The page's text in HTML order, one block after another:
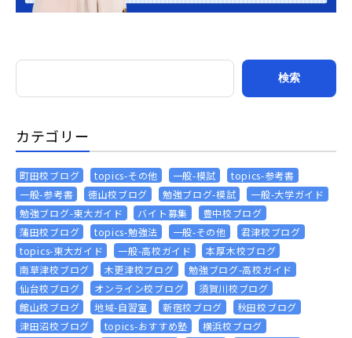
カテゴリー
町田校ブログ topics-その他 一般-模試
topics-参考書
一般-参考書
徳山校ブログ 勉強ブログ-模試
一般-大学ガイド
勉強ブログ-東大ガイド
バイト募集
豊中校ブログ
蒲田校ブログ
topics-勉強法 一般-その他
君津校ブログ
topics-東大ガイド
一般-高校ガイド
本厚木校ブログ
南草津校ブログ
木更津校ブログ
勉強ブログ-高校ガイド
仙台校ブログ
オンライン校ブログ
須賀川校ブログ
館山校ブログ
地域-自習室 新宿校ブログ
秋田校ブログ
津田沼校ブログ
topics-おすすめ塾
横浜校ブログ